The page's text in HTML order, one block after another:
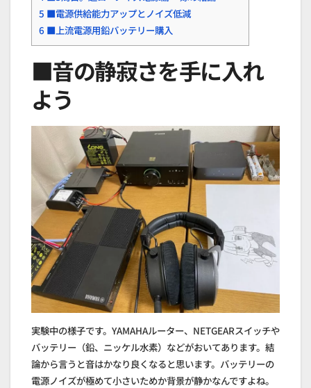
5 ■電源供給能力アップとノイズ低減
6 ■上流電源用鉛バッテリー購入
■音の静寂さを手に入れ
よう
実験中の様子です。YAMAHAルーター、NETGEARスイッチや
バッテリー（鉛、ニッケル水素）などがおいてあります。結
論から言うと音はかなり良くなると思います。バッテリーの
電源ノイズが極めて小さいためか背景が静かなんですよね。